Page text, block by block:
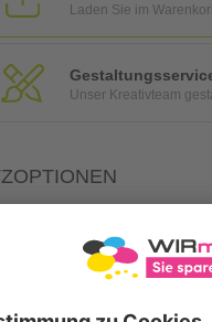
Laden Sie im
Unser Kreativteam
Qualitätskontrolle (von